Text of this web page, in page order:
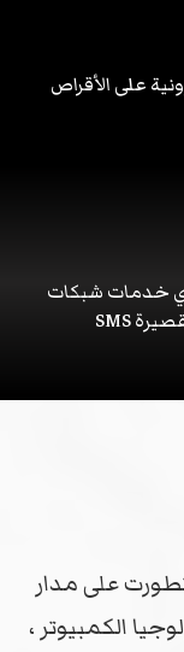
على الأقراص
خدمات شبكات
الهاتف المحمول لاستخدامه في الرسائل القصيرة SMS
، وقد تطورت على مدار
الكمبيوتر ،